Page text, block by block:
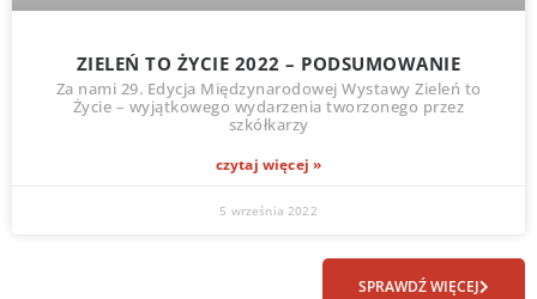
ZIELEŃ TO ŻYCIE 2022 – PODSUMOWANIE
Za nami 29. Edycja Międzynarodowej Wystawy Zieleń to
Życie – wyjątkowego wydarzenia tworzonego przez
szkółkarzy
czytaj więcej »
5 września 2022
SPRAWDŹ WIĘCEJ